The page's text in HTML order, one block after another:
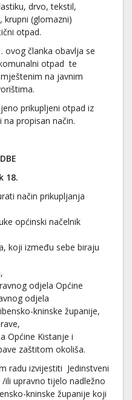
drvo, tekstil,
krupni (glomazni)
otpad.
ovog članka obavlja se
otpad te
na javnim
prikupljeni otpad iz
na propisan način.
18.
način prikupljanja
općinski načelnik
koji između sebe biraju
odjela Općine
odjela
kninske županije,
Općine Kistanje i
zaštitom okoliša.
radu izvijestiti Jedinstveni
ili upravno tijelo nadležno
kninske županije koji